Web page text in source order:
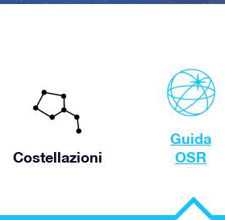
Costellazioni
Guida
OSR